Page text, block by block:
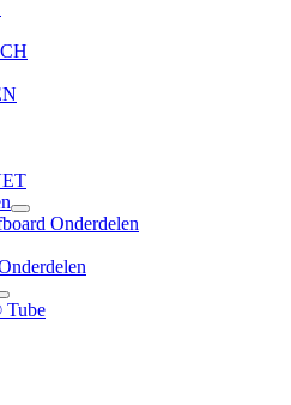
Onderdelen
Tube